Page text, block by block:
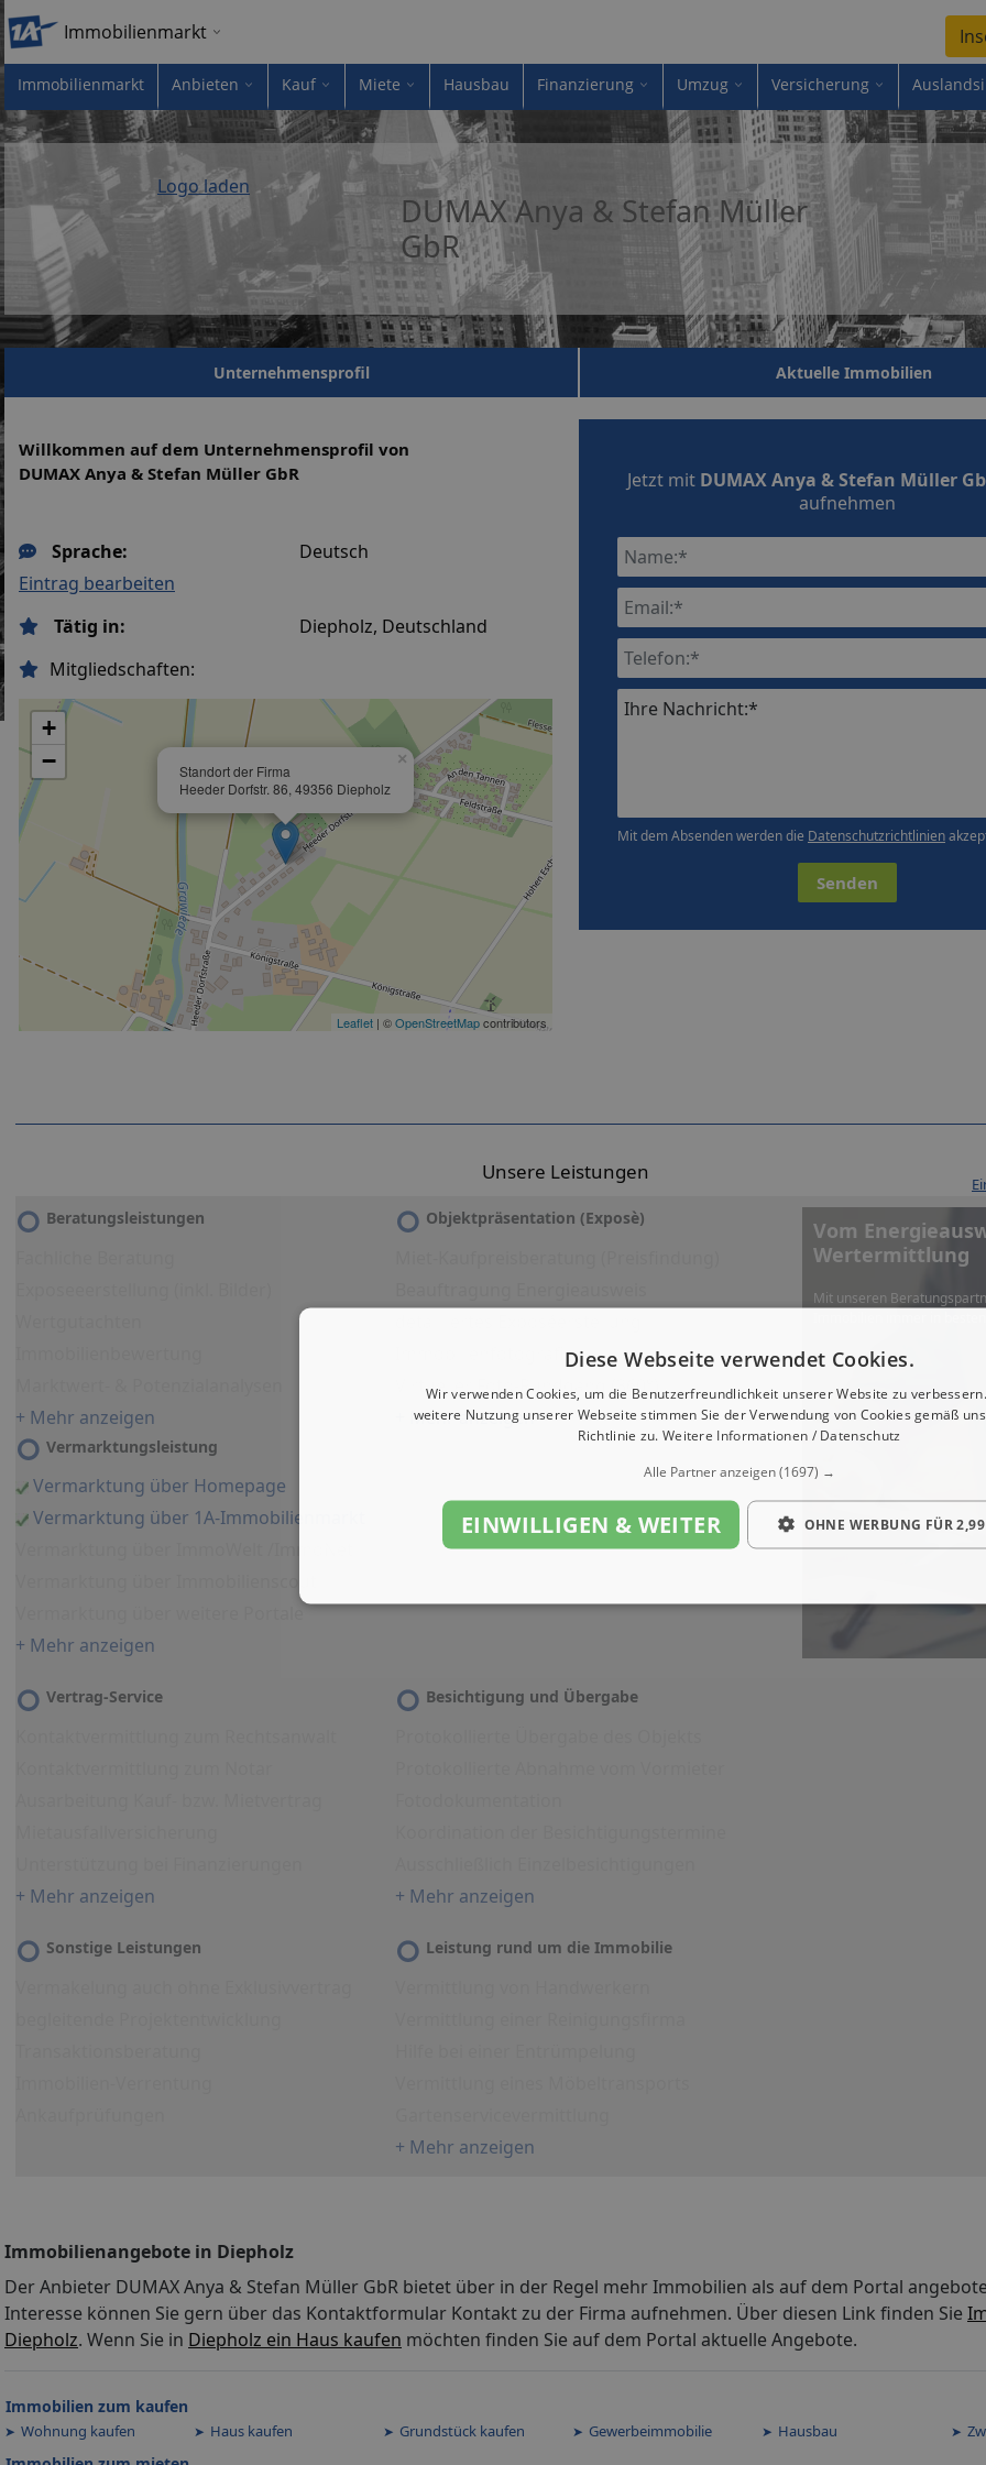
Immobilienmarkt
Immobilienmarkt Anbieten Kauf Miete Hausbau Finanzierung Umzug Versicherung
Logo laden
DUMAX Anya & Stefan Müller
GbR
Unternehmensprofil Aktuelle Immobilien
Willkommen auf dem Unternehmensprofil von
DUMAX Anya & Stefan Müller GbR
Sprache:
Deutsch
Eintrag bearbeiten
Tätig in:
Diepholz, Deutschland
Mitgliedschaften:
Standort der Firma
Heeder Dorfstr. 86, 49356 Diepholz
×
+
−
Leaflet | ©OpenStreetMapcontributors
Jetzt mit DUMAX Anya & Stefan Müller
aufnehmen
Ihre Nachricht:*
Mit dem Absenden werden die Datenschutzrichtlinien
Senden
Unsere Leistungen
Beratungsleistungen
+ Mehr anzeigen
Objektpräsentation (Exposè)
Immobilienfotografie
Virtueller Foto-Rundgang (360°)
+ Mehr anzeigen
Vermarktungsleistung
Vermarktung über Homepage
Vermarktung über 1A-Immobilienmarkt
+ Mehr anzeigen
Vertrag-Service
+ Mehr anzeigen
Besichtigung und Übergabe
+ Mehr anzeigen
Sonstige Leistungen Leistung rund um die Immobilie
+ Mehr anzeigen
Vom
Wertermittlung
Mit unseren
Immobilienangebote in Diepholz
Der Anbieter DUMAX Anya & Stefan Müller GbR bietet über in der Regel mehr Immobilien als auf dem Portal
Interesse können Sie gern über das Kontaktformular Kontakt zu der Firma aufnehmen. Über diesen Link finden Sie
Diepholz. Wenn Sie in Diepholz ein Haus kaufen möchten finden Sie auf dem Portal aktuelle Angebote.
Immobilien zum kaufen
Wohnung kaufen Haus kaufen Grundstück kaufen Gewerbeimmobilie Hausbau
Diese Webseite verwendet Cookies.
Wir verwenden Cookies, um die Benutzerfreundlichkeit unserer Website zu
weitere Nutzung unserer Webseite stimmen Sie der Verwendung von Cookies gemäß
Richtlinie zu. Weitere Informationen / Datenschutz
Alle Partner anzeigen(1697) →
EINWILLIGEN & WEITER OHNE WERBUNG FÜR